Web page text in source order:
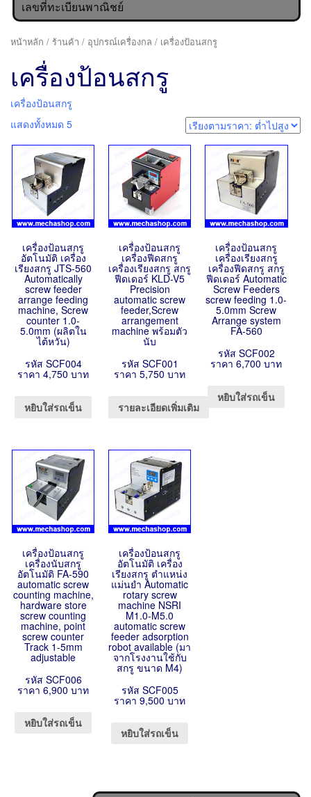
เลขที่ทะเบียนพาณิชย์
หน้าหลัก / ร้านค้า / อุปกรณ์เครื่องกล / เครื่องป้อนสกรู
เครื่องป้อนสกรู
เครื่องป้อนสกรู
แสดงทั้งหมด 5
เครื่องป้อนสกรู
อัตโนมัติ เครื่อง
เรียงสกรู JTS-560
Automatically
screw feeder
arrange feeding
machine, Screw
counter 1.0-
5.0mm (ผลิตใน
ไต้หวัน)
รหัส SCF004
ราคา 4,750 บาท
หยิบใส่รถเข็น
เครื่องป้อนสกรู
เครื่องฟีดสกรู
เครื่องเรียงสกรู สกรู
ฟีดเดอร์ KLD-V5
Precision
automatic screw
feeder,Screw
arrangement
machine พร้อมตัว
นับ
รหัส SCF001
ราคา 5,750 บาท
รายละเอียดเพิ่มเติม
เครื่องป้อนสกรู
เครื่องเรียงสกรู
เครื่องฟีดสกรู สกรู
ฟีดเดอร์ Automatic
Screw Feeders
screw feeding 1.0-
5.0mm Screw
Arrange system
FA-560
รหัส SCF002
ราคา 6,700 บาท
หยิบใส่รถเข็น
เครื่องป้อนสกรู
เครื่องนับสกรู
อัตโนมัติ FA-590
automatic screw
counting machine,
hardware store
screw counting
machine, point
screw counter
Track 1-5mm
adjustable
รหัส SCF006
ราคา 6,900 บาท
หยิบใส่รถเข็น
เครื่องป้อนสกรู
อัตโนมัติ เครื่อง
เรียงสกรู ตำแหน่ง
แม่นยำ Automatic
rotary screw
machine NSRI
M1.0-M5.0
automatic screw
feeder adsorption
robot available (มา
จากโรงงานใช้กับ
สกรู ขนาด M4)
รหัส SCF005
ราคา 9,500 บาท
หยิบใส่รถเข็น